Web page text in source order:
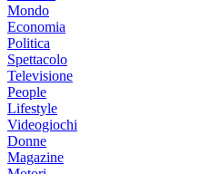
Mondo
Economia
Politica
Spettacolo
Televisione
People
Lifestyle
Videogiochi
Donne
Magazine